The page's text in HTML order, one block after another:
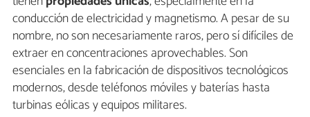
conducción de electricidad y magnetismo. A pesar de su
nombre, no son necesariamente raros, pero sí difíciles de
extraer en concentraciones aprovechables. Son
esenciales en la fabricación de dispositivos tecnológicos
modernos, desde teléfonos móviles y baterías hasta
turbinas eólicas y equipos militares.